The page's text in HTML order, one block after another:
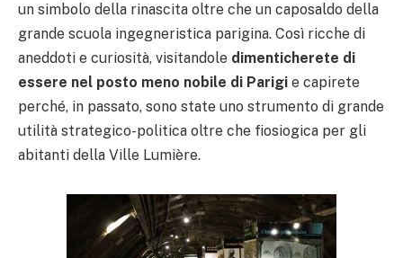
un simbolo della rinascita oltre che un caposaldo della
grande scuola ingegneristica parigina. Così ricche di
aneddoti e curiosità, visitandole dimenticherete di
essere nel posto meno nobile di Parigi e capirete
perché, in passato, sono state uno strumento di grande
utilità strategico-politica oltre che fiosiogica per gli
abitanti della Ville Lumière.